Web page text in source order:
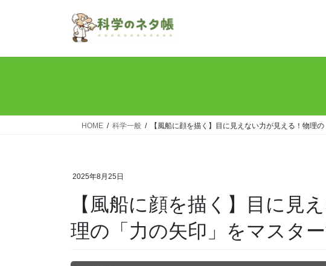
HOME 科学一般 【風船に顔を描く】目に見えない力が見える！物理
2025年8月25日
【風船に顔を描く】目に見
理の「力の矢印」をマスタ